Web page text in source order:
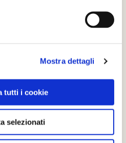
Mostra dettagli
tutti i cookie
selezionati
i prodotti tipici dei